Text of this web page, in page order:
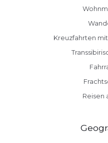
Kreuzfahrten
Reisen